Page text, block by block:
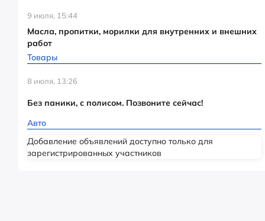
9 июля, 15:44
Масла, пропитки, морилки для внутренних и внешних
работ
Товары
8 июля, 13:26
Без паники, с полисом. Позвоните сейчас!
Авто
Добавление объявлений доступно только для
зарегистрированных участников